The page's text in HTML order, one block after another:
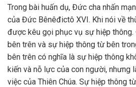
Trong bài huấn dụ, Đức cha nhấn
của Đức Bênêđictô XVI. Khi nói về
được kêu gọi phục vụ sự hiệp
bên trên và sự hiệp thông từ bên
bên trên có nghĩa là sự hiệp thông
kiến và nỗ lực của con người, nhưng
việc của Thiên Chúa. Sự hiệp thông